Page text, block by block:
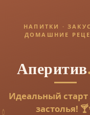
НАПИТКИ ·
ДОМАШНИЕ
Аперитив
Идеальный
застолья!